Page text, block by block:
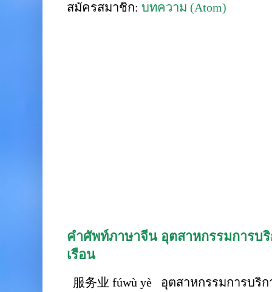
สมัครสมาชิก: บทความ (Atom)
คำศัพท์ภาษาจีน อุตสาหกรรมการบ
เรือน
服务业 fúwù yè อุตสาหกรรมการบริ